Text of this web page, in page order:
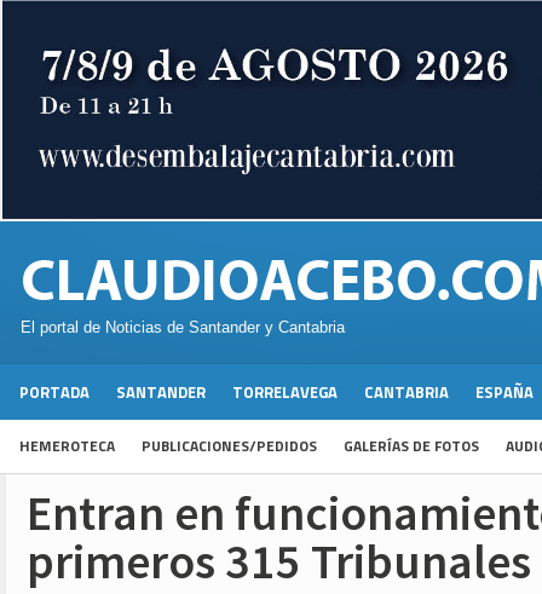
El portal de Noticias de Santander y Cantabria
PORTADA SANTANDER TORRELAVEGA CANTABRIA ESPAÑA
HEMEROTECA PUBLICACIONES/PEDIDOS GALERÍAS DE FOTOS
Entran en
primeros 315